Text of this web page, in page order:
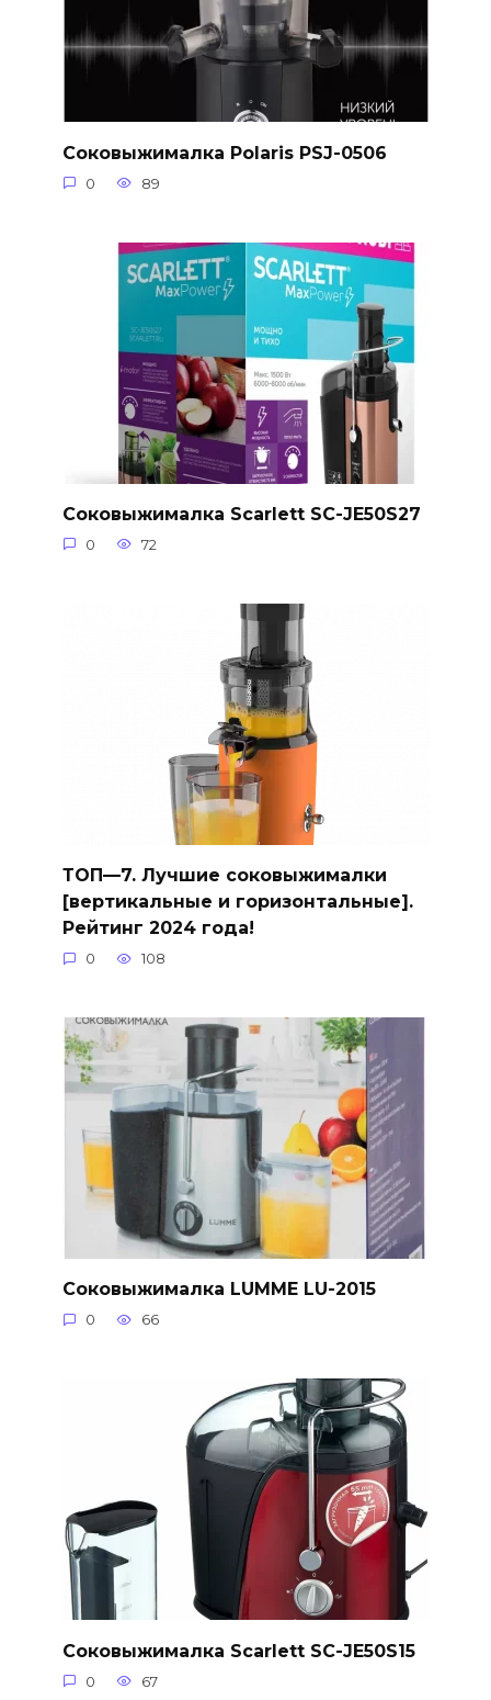
Соковыжималка Polaris PSJ-0506
0 89
Соковыжималка Scarlett SC-JE50S27
0 72
ТОП—7. Лучшие соковыжималки
[вертикальные и горизонтальные].
Рейтинг 2024 года!
0 108
Соковыжималка LUMME LU-2015
0 66
Соковыжималка Scarlett SC-JE50S15
0 67